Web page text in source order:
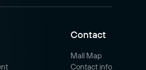
Contact
Mall Map
Contact info